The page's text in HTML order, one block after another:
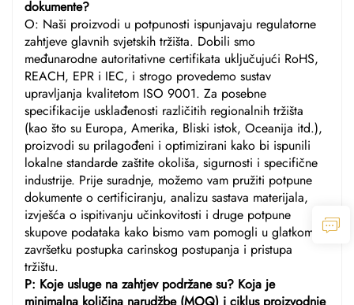
dokumente?
O: Naši proizvodi u potpunosti ispunjavaju regulatorne
zahtjeve glavnih svjetskih tržišta. Dobili smo
međunarodne autoritativne certifikata uključujući RoHS,
REACH, EPR i IEC, i strogo provedemo sustav
upravljanja kvalitetom ISO 9001. Za posebne
specifikacije usklađenosti različitih regionalnih tržišta
(kao što su Europa, Amerika, Bliski istok, Oceanija itd.),
proizvodi su prilagođeni i optimizirani kako bi ispunili
lokalne standarde zaštite okoliša, sigurnosti i specifične
industrije. Prije suradnje, možemo vam pružiti potpune
dokumente o certificiranju, analizu sastava materijala,
izvješća o ispitivanju učinkovitosti i druge potpune
skupove podataka kako bismo vam pomogli u glatkom
završetku postupka carinskog postupanja i pristupa
tržištu.
P: Koje usluge na zahtjev podržane su? Koja je
minimalna količina narudžbe (MOQ) i ciklus proizvodnje